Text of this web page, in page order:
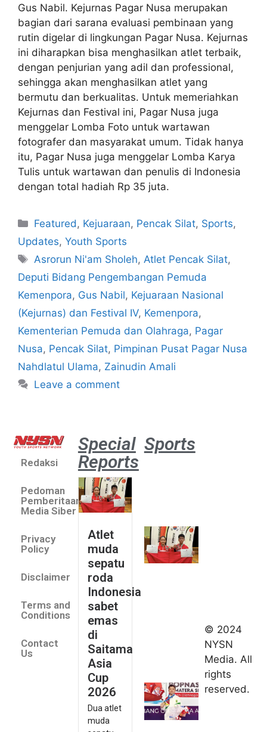
Gus Nabil. Kejurnas Pagar Nusa merupakan
bagian dari sarana evaluasi pembinaan yang
rutin digelar di lingkungan Pagar Nusa. Kejurnas
ini diharapkan bisa menghasilkan atlet terbaik,
dengan penjurian yang adil dan professional,
sehingga akan menghasilkan atlet yang
bermutu dan berkualitas. Untuk memeriahkan
Kejurnas dan Festival ini, Pagar Nusa juga
menggelar Lomba Foto untuk wartawan
fotografer dan masyarakat umum. Tidak hanya
itu, Pagar Nusa juga menggelar Lomba Karya
Tulis untuk wartawan dan penulis di Indonesia
dengan total hadiah Rp 35 juta.
Featured , Kejuaraan, Pencak Silat, Sports,
Updates, Youth Sports
Asrorun Ni'am Sholeh, Atlet Pencak Silat,
Deputi Bidang Pengembangan Pemuda
Kemenpora, Gus Nabil, Kejuaraan Nasional
(Kejurnas) dan Festival IV, Kemenpora,
Kementerian Pemuda dan Olahraga, Pagar
Nusa, Pencak Silat, Pimpinan Pusat Pagar Nusa
Nahdlatul Ulama, Zainudin Amali
Leave a comment
Redaksi
Pedoman
Pemberitaan
Media Siber
Privacy
Policy
Disclaimer
Terms and
Conditions
Contact
Us
Special
Reports
Atlet
muda
sepatu
roda
Indonesia
sabet
emas
di
Saitama
Asia
Cup
2026
Dua atlet
muda
Sports
2026
Indonesia
kirim tiga
lifter
muda ke
Kejuaraan
© 2024
NYSN
Media. All
rights
reserved.